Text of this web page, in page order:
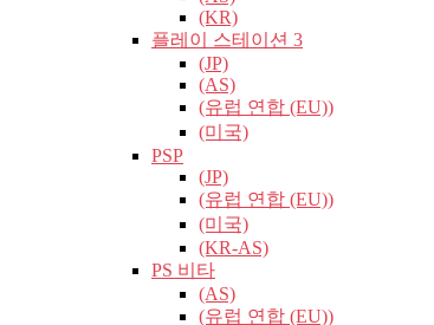
(KR)
플레이 스테이션 3
(JP)
(AS)
(유럽​​ 연합 (EU))
(미국)
PSP
(JP)
(유럽​​ 연합 (EU))
(미국)
(KR-AS)
PS 비타
(AS)
(유럽​​ 연합 (EU))